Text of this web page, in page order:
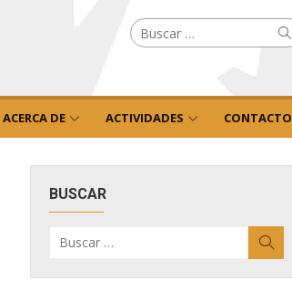
Buscar
por:
ACERCA DE ACTIVIDADES CONTACTO
BUSCAR
por: